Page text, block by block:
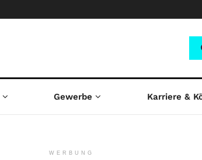
Gewerbe Karriere &
WERBUNG